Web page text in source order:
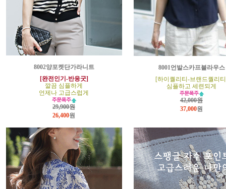
8002양포켓단가라니트
[완전인기-반응굿]
깔끔 심플하게
언제나 고급스럽게
29,900원
26,400원
8001언발스카프블라우스
[하이퀄리티-브랜드퀄리
심플하고 세련되게
42,000원
37,000원